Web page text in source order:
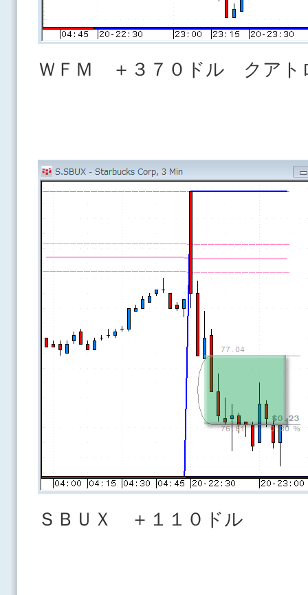
ＷＦＭ ＋３７０ドル クアト
ＳＢＵＸ ＋１１０ドル